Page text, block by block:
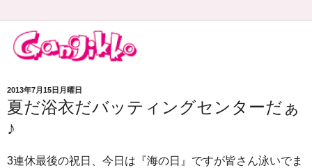
2013年7月15日月曜日
夏だ浴衣だバッティングセンターだぁ
♪
3連休最後の祝日、今日は『海の日』ですが皆さん泳いでま